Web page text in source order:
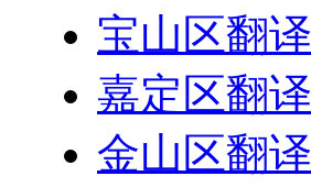
宝山区翻译
嘉定区翻译
金山区翻译